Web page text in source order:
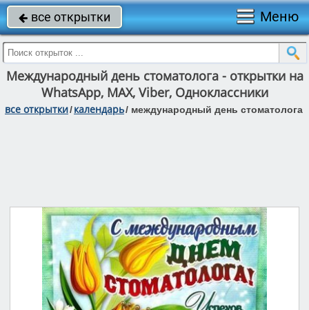
 все открытки Меню
Международный день стоматолога - открытки на
WhatsApp, MAX, Viber, Одноклассники
все открытки/календарь/ международный день стоматолога